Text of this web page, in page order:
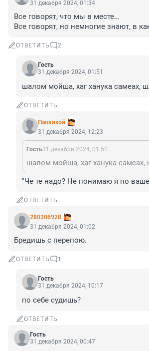
31 декабря 2024, 01:34
Все говорят, что мы в месте…
Все говорят, но немногие знают, в
ОТВЕТИТЬ 2
Гость
31 декабря 2024, 01:51
шалом мойша, хаг ханука самеах,
ОТВЕТИТЬ
Панкихой
31 декабря 2024, 12:23
Гость31 декабря 2024, 01:51
шалом мойша, хаг ханука самеах,
"Че те надо? Не понимаю я по
ОТВЕТИТЬ
280306928
31 декабря 2024, 01:02
Бредишь с перепою.
ОТВЕТИТЬ 1
Гость
31 декабря 2024, 10:17
по себе судишь?
ОТВЕТИТЬ
Гость
31 декабря 2024, 00:47